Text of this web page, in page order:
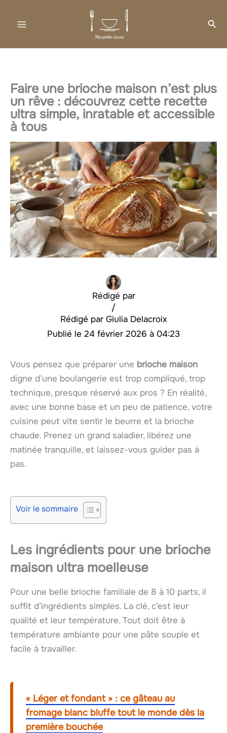
Faire une brioche maison n’est plus
un rêve : découvrez cette recette
ultra simple, inratable et accessible
à tous
Rédigé par
Giulia Delacroix
/
24 février 2026 à 04:23
Vous pensez que préparer une brioche maison
digne d’une boulangerie est trop compliqué, trop
technique, presque réservé aux pros ? En réalité,
avec une bonne base et un peu de patience, votre
cuisine peut vite sentir le beurre et la brioche
chaude. Prenez un grand saladier, libérez une
matinée tranquille, et laissez-vous guider pas à
pas.
Voir le sommaire
Les ingrédients pour une brioche
maison ultra moelleuse
Pour une belle brioche familiale de 8 à 10 parts, il
suffit d’ingrédients simples. La clé, c’est leur
qualité et leur température. Tout doit être à
température ambiante pour une pâte souple et
facile à travailler.
« Léger et fondant » : ce gâteau au
fromage blanc bluffe tout le monde dès la
première bouchée